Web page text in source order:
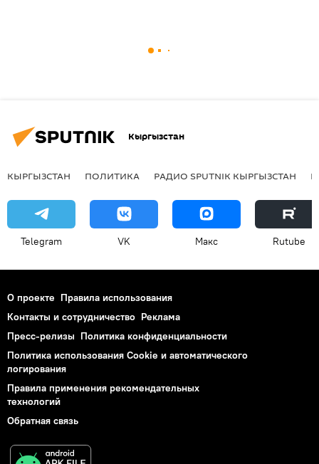
Кыргызстан
КЫРГЫЗСТАН ПОЛИТИКА РАДИО SPUTNIK КЫРГЫЗСТАН
Telegram VK Макс Rutube
О проекте Правила использования
Контакты и сотрудничество Реклама
Пресс-релизы Политика конфиденциальности
Политика использования Cookie и автоматического
логирования
Правила применения рекомендательных
технологий
Обратная связь